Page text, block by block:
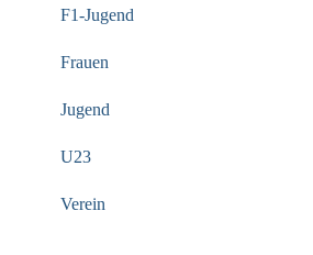
F1-Jugend
Frauen
Jugend
U23
Verein